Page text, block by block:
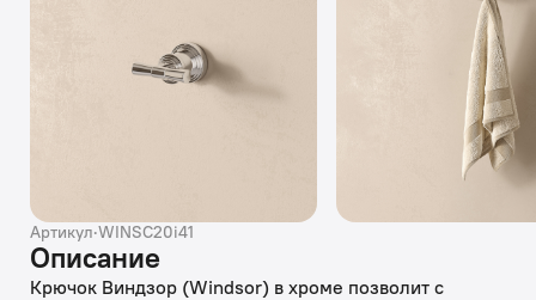
Артикул·WINSC20i41
Описание
Крючок Виндзор (Windsor) в хроме позволит с